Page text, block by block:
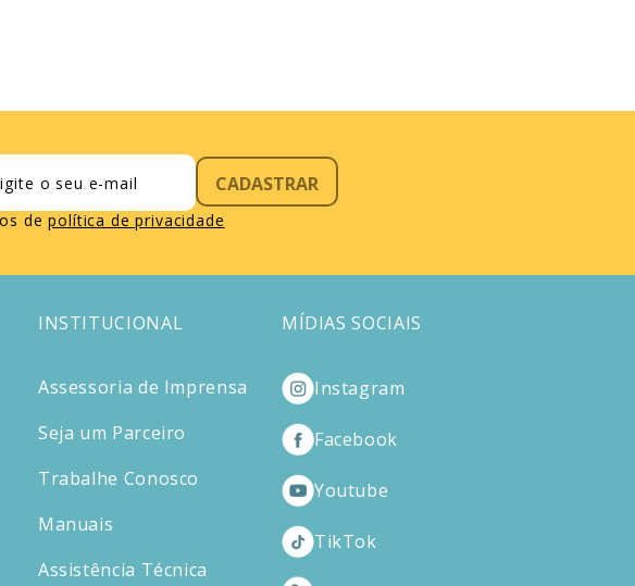
CADASTRAR
de política de privacidade
INSTITUCIONAL
Assessoria de Imprensa
Seja um Parceiro
Trabalhe Conosco
Manuais
Assistência Técnica
MÍDIAS SOCIAIS
Instagram
Facebook
Youtube
TikTok